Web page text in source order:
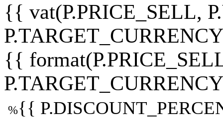
{{ vat(P.PRICE_SELL,
{{
%{{